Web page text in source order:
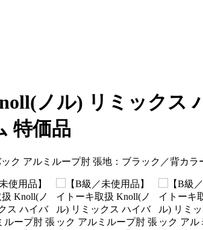
ノル) リミックス
特価品